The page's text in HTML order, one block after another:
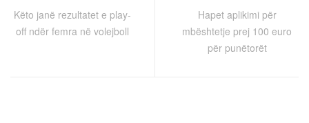
Këto janë rezultatet e play-
off ndër femra në volejboll
Hapet aplikimi për
mbështetje prej 100 euro
për punëtorët